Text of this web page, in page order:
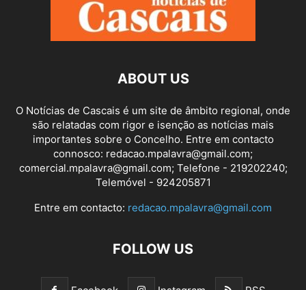
ABOUT US
O Notícias de Cascais é um site de âmbito regional, onde
são relatadas com rigor e isenção as notícias mais
importantes sobre o Concelho. Entre em contacto
connosco: redacao.mpalavra@gmail.com;
comercial.mpalavra@gmail.com; Telefone - 219202240;
Telemóvel - 924205871
Entre em contacto: redacao.mpalavra@gmail.com
FOLLOW US